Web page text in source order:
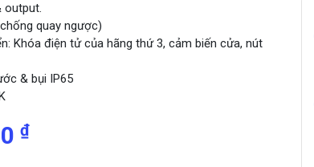
output.
quay ngược)
Khóa điện tử của hãng thứ 3, cảm biến cửa, nút
& bụi IP65
₫